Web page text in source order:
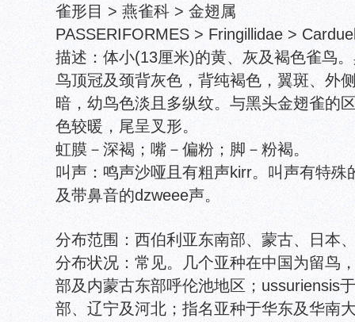
雀形目 > 燕雀科 > 金翅属
PASSERIFORMES > Fringillidae >
描述：体小(13厘米)的黄、灰及褐色雀鸟
鸟顶冠及颈背灰色，背纯褐色，翼斑、外
暗，幼鸟色淡且多纵纹。与黑头金翅雀的
色较暖，尾呈叉形。
虹膜－深褐；嘴－偏粉；脚－粉褐。
叫声：鸣声沙哑且有粗声kirr。叫声有特殊
及带鼻音的dzweee声。
分布范围：西伯利亚东南部、蒙古、日本
分布状况：常见。几个亚种在中国为留鸟
部及内蒙古东部呼伦池地区；ussuriensis
部、辽宁及河北；指名亚种于华东及华南